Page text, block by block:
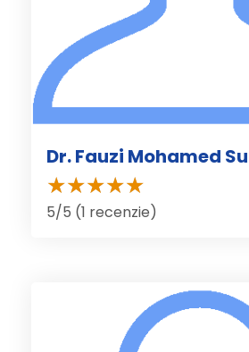
Dr. Fauzi Mohamed
5/5 (1 recenzie)